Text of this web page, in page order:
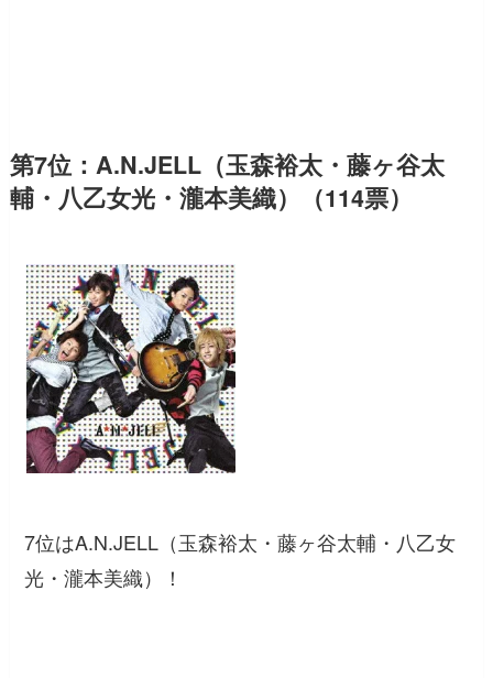
第7位：A.N.JELL（玉森裕太・藤ヶ谷太
輔・八乙女光・瀧本美織）（114票）
7位はA.N.JELL（玉森裕太・藤ヶ谷太輔・八乙女
光・瀧本美織）！